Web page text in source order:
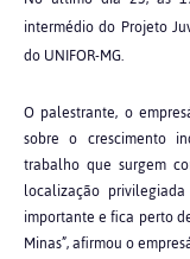
intermédio do Projeto
do UNIFOR-MG.
O palestrante, o
sobre o crescimento
trabalho que surgem
localização
importante e fica perto
Minas”, afirmou o